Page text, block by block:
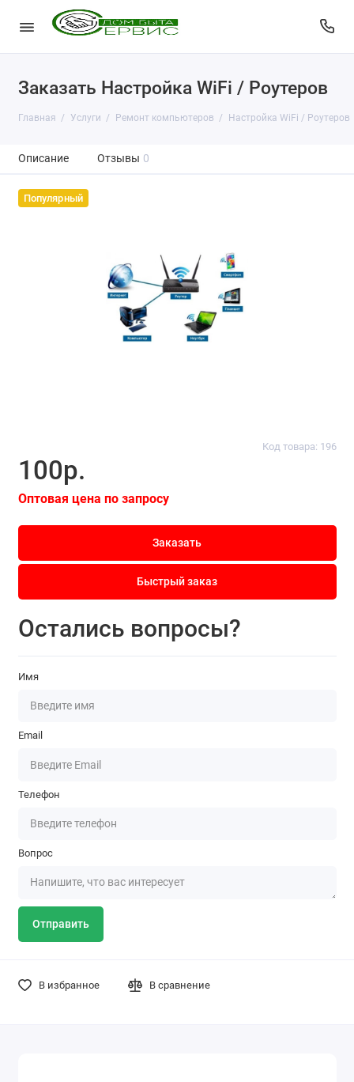
Заказать Настройка WiFi / Роутеров
Главная Услуги Ремонт компьютеров Настройка WiFi / Роутеров
Описание Отзывы 0
Популярный
Код товара: 196
100р.
Оптовая цена по запросу
Заказать
Быстрый заказ
Остались вопросы?
Имя
Email
Телефон
Вопрос
Отправить
В избранное В сравнение